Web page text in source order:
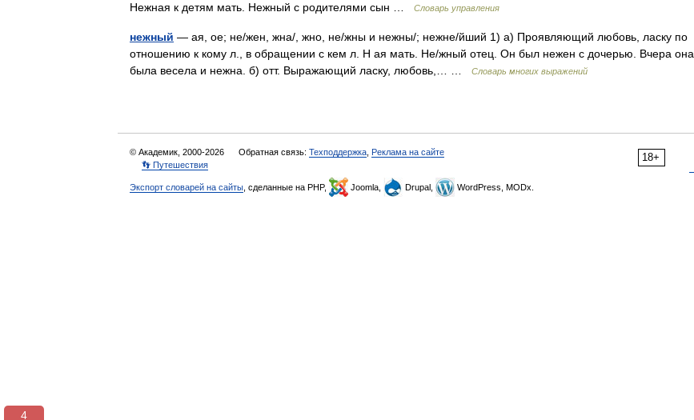
Нежная к детям мать. Нежный с родителями сын …
Словарь управления
нежный — ая, ое; не/жен, жна/, жно, не/жны и нежны/; нежне/йший 1) а) Проявляющий любовь, ласку по
отношению к кому л., в обращении с кем л. Н ая мать. Не/жный отец. Он был нежен с дочерью. Вчера она
была весела и нежна. б) отт. Выражающий ласку, любовь,… …
Словарь многих выражений
18+
© Академик, 2000-2026 Обратная связь: Техподдержка Реклама на сайте
👣 Путешествия
Экспорт словарей на сайты , сделанные на PHP, Joomla, Drupal, WordPress, MODx.
3